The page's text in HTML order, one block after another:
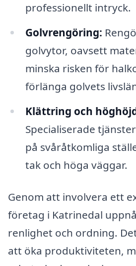
professionellt intryck.
Golvrengöring:
golvytor, oavsett
minska risken för
förlänga golvets
Klättring och
Specialiserade
på svåråtkomliga
tak och höga väggar.
Genom att involvera ett
företag i Katrinedal
renlighet och ordning.
att öka produktiviteten,